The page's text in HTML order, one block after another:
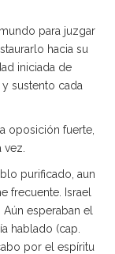
para juzgar
hacia su
iniciada de
sustento cada
oposición fuerte,
purificado, aun
frecuente. Israel
esperaban el
hablado (cap.
por el espíritu